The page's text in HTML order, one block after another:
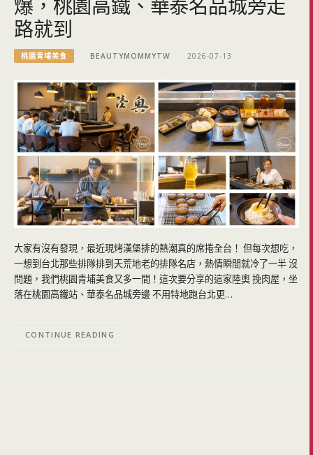
爆，桃園高鐵、華泰名品城旁走
路就到
桃園青埔美食 BEAUTYMOMMYTW 2026-07-13
大家有沒有發現，最近現烤漢堡排的熱潮真的席捲全台！ 但每次想吃，
一想到台北那些排隊排到天荒地老的排隊名店，熱情瞬間就冷了一半 沒
問題，我們桃園青埔美食又多一間！這次要分享的這家陸奧 挽肉屋，坐
落在桃園高鐵站、華泰名品城旁邊 不用特地跑台北更…
CONTINUE READING